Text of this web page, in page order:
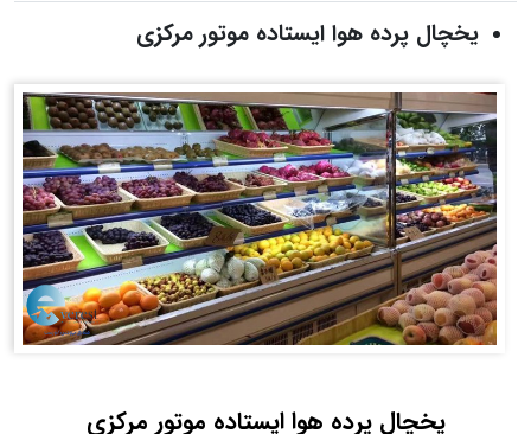
یخچال پرده هوا ایستاده موتور مرکزی
یخچال پرده هوا ایستاده موتور مرکزی